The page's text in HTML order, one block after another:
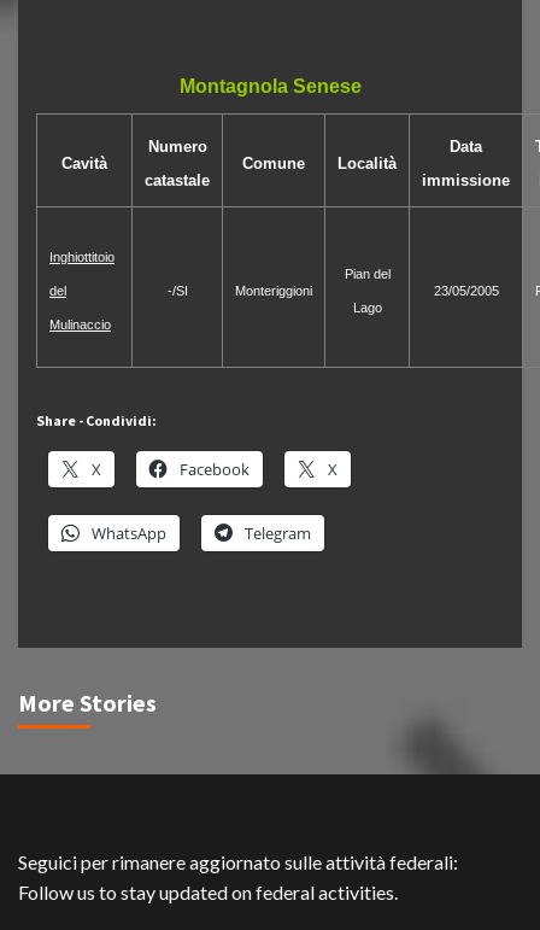
Montagnola Senese
Cavità
Numero
catastale
Comune Località
Data
immissione
Inghiottitoio
del
Mulinaccio
-/SI Monteriggioni
Pian del
Lago
23/05/2005
Share - Condividi:
X Facebook X
WhatsApp Telegram
More Stories
Seguici per rimanere aggiornato sulle attività federali:
Follow us to stay updated on federal activities.